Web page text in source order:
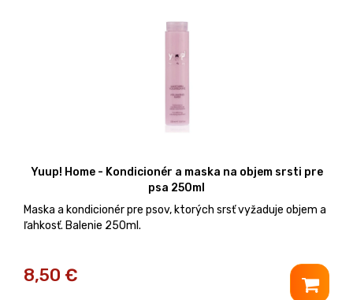
Yuup! Home - Kondicionér a maska na objem srsti pre
psa 250ml
Maska a kondicionér pre psov, ktorých srsť vyžaduje objem a
ľahkosť. Balenie 250ml.
8,50 €